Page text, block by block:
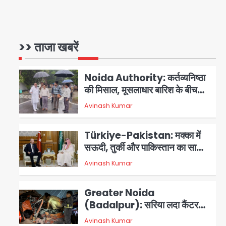
>> ताजा खबरें
1
24 घंटे ऑनलाइन डॉक्टर परामर्श
2
Noida Authority: कर्तव्यनिष्ठा
की मिसाल, मूसलाधार बारिश के बीच
नोएडा प्राधिकरण ने संभाला मोर्चा,
सेक्टर 105 आरडब्ल्यूए ने जताया
Avinash Kumar
3
Türkiye-Pakistan: मक्का में
सऊदी, तुर्की और पाकिस्तान का साझा
रक्षा समझौता, जानें इसके मायने
Avinash Kumar
4
Greater Noida
(Badalpur): सरिया लदा कैंटर
अनियंत्रित होकर घुसा किराना दुकान
Avinash Kumar